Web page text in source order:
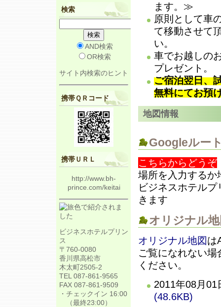
ます。≫
原則として車
て移動させて
い。
車でお越しの
プレゼント。
ご宿泊翌日、
無料にてお預
地図情報
Googleルー
こちらからどうぞ
場所を入力するか
ビジネスホテル
きます
オリジナル
オリジナル地図は
ご覧になれない場
ください。
2011年08
(48.6KB)
検索
AND検索
OR検索
サイト内検索のヒント
携帯ＱＲコード
携帯ＵＲＬ
http://www.bh-
prince.com/keitai
ビジネスホテルプリン
ス
〒760-0080
香川県高松市
木太町2505-2
TEL 087-861-9565
FAX 087-861-9509
・チェックイン 16:00
（最終23:00）